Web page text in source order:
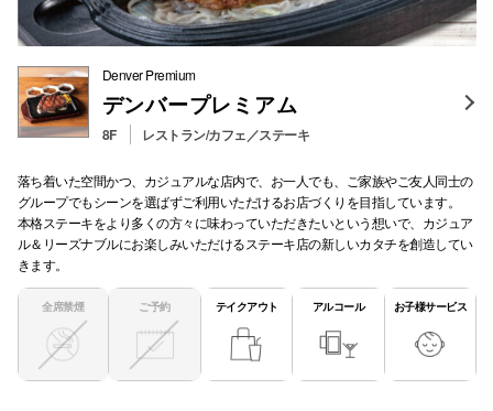
Denver Premium
デンバープレミアム
8F レストラン/カフェ／ステーキ
落ち着いた空間かつ、カジュアルな店内で、お一人でも、ご家族やご友人同士の
グループでもシーンを選ばずご利用いただけるお店づくりを目指しています。
本格ステーキをより多くの方々に味わっていただきたいという想いで、カジュア
ル＆リーズナブルにお楽しみいただけるステーキ店の新しいカタチを創造してい
きます。
全席禁煙 ご予約 テイクアウト アルコール お子様サービス